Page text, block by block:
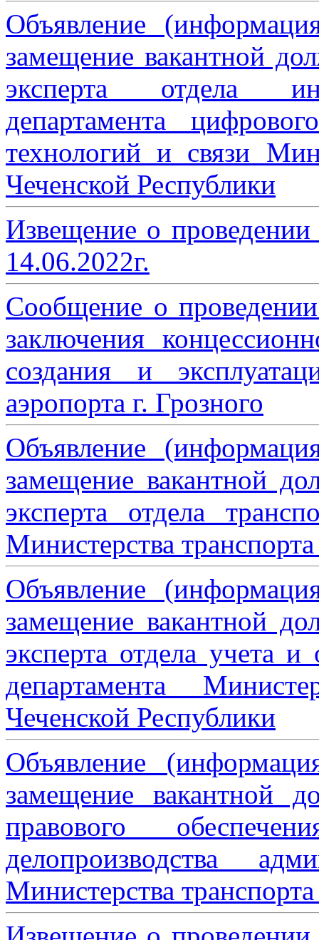
Объявление
замещение вакантной
эксперта отдела
департамента
технологий и связи
Чеченской Республики
Извещение о
14.06.2022г.
Сообщение о
заключения
создания и
аэропорта г. Грозного
Объявление
замещение вакантной
эксперта отдела
Министерства
Объявление
замещение вакантной
эксперта отдела учета и
департамента
Чеченской Республики
Объявление
замещение вакантной
правового
делопроизводства
Министерства